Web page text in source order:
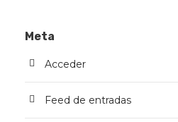
Meta
Acceder
Feed de entradas